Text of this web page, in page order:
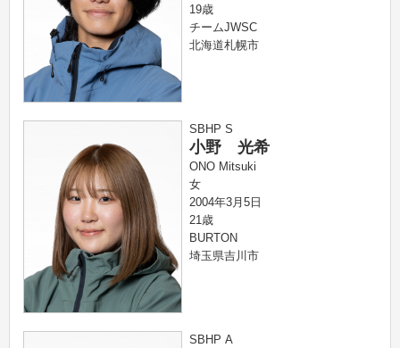
19歳
チームJWSC
北海道札幌市
SBHP S
小野 光希
ONO Mitsuki
女
2004年3月5日
21歳
BURTON
埼玉県吉川市
SBHP A